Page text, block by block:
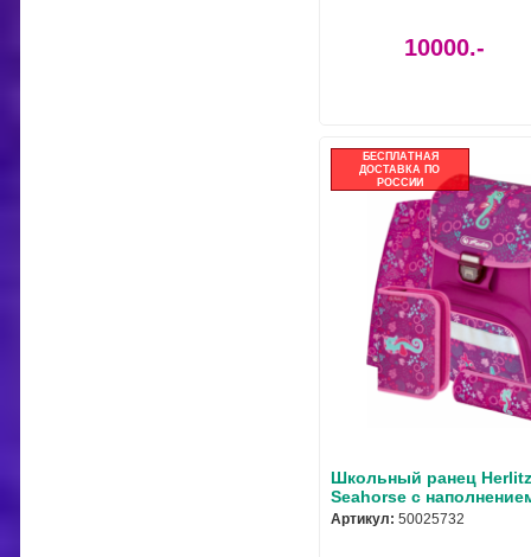
10000.-
БЕСПЛАТНАЯ
ДОСТАВКА ПО
РОССИИ
Школьный ранец Herlitz
Seahorse с
Артикул: 50025732